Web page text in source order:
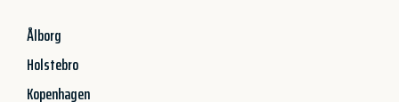
Ålborg
Holstebro
Kopenhagen